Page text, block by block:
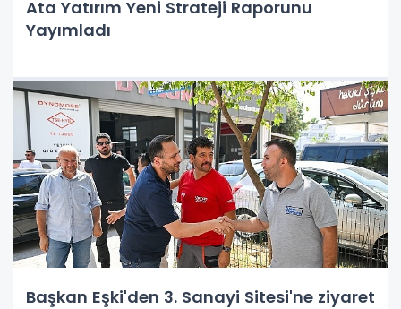
Ata Yatırım Yeni Strateji Raporunu
Yayımladı
Başkan Eşki'den 3. Sanayi Sitesi'ne ziyaret